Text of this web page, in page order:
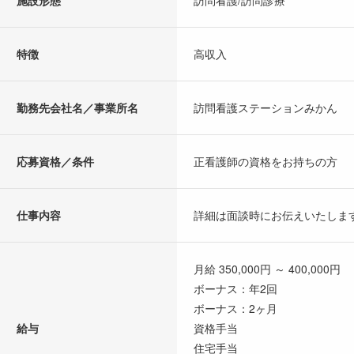
特徴 高収入
勤務先会社名／事業所名 訪問看護ステーションみかん
応募資格／条件 正看護師の資格をお持ちの方
仕事内容 詳細は面談時にお伝えいたしま
給与
月給 350,000円 ～ 400,000円
ボーナス：年2回
ボーナス：2ヶ月
資格手当
住宅手当